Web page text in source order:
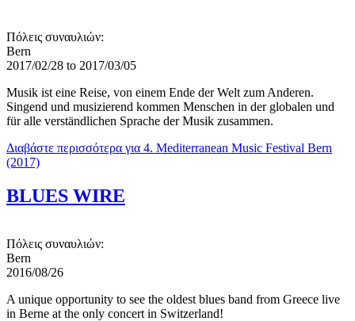
Πόλεις συναυλιών:
Bern
2017/02/28 to 2017/03/05
Musik ist eine Reise, von einem Ende der Welt zum Anderen.
Singend und musizierend kommen Menschen in der globalen und
für alle verständlichen Sprache der Musik zusammen.
Διαβάστε περισσότερα για 4. Mediterranean Music Festival Bern
(2017)
BLUES WIRE
Πόλεις συναυλιών:
Bern
2016/08/26
A unique opportunity to see the oldest blues band from Greece live
in Berne at the only concert in Switzerland!